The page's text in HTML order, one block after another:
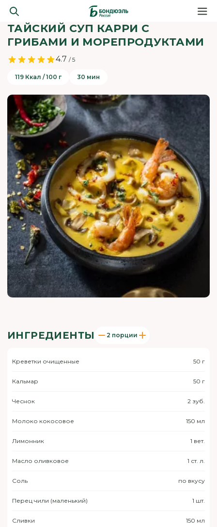
ТАЙСКИЙ СУП КАРРИ С
ГРИБАМИ И МОРЕПРОДУКТАМИ
4.7 / 5
119 Ккал / 100 г 30 мин
ИНГРЕДИЕНТЫ 2 порции
Креветки очищенные 50 г
Кальмар 50 г
Чеснок 2 зуб.
Молоко кокосовое 150 мл
Лимонник 1 вет.
Масло оливковое 1 ст. л.
Соль по вкусу
Перец чили (маленький) 1 шт.
Сливки 150 мл